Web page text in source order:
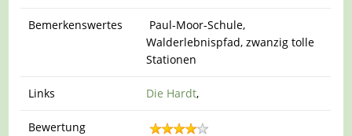
Bemerkenswertes
Paul-Moor-Schule,
Walderlebnispfad, zwanzig tolle
Stationen
Links Die Hardt,
Bewertung